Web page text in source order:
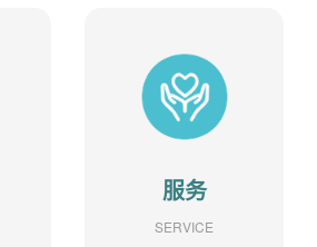
服务
SERVICE